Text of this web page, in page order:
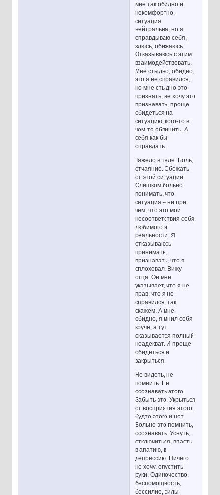
мне так обидно и
некомфортно,
ситуация
нейтральна, но я
оправдываю себя,
злюсь, обижаюсь.
Отказываюсь с этим
взаимодействовать.
Мне стыдно, обидно,
это я не справился,
но мне стыдно это
признать, не хочу это
признавать, проще
обидеться на
ситуацию, кого-то в
чем-то обвинить. А
себя как бы
оправдать.
Тяжело в теле. Боль,
отчаяние. Сбежать
от этой ситуации.
Слишком больно
понимать, что
ситуация – ни при
чем, что это мои
несоответствия себя
любимого и
реальности. Я
отказываюсь
принимать,
признавать, что я
сплоховал. Вижу
отца. Он мне
указывает, что я не
прав, что я не
справился, так
скажем. А мне
обидно, я мнил себя
круче, а тут
оказывается полный
неадекват. И проще
обидеться и
закрыться.
Не видеть, не
помнить. Не
осознавать этого.
Забыть это. Укрыться
от восприятия этого,
будто этого и нет.
Больно это помнить,
осознавать. Уснуть,
отключиться, впасть
в апатию, в
депрессию. Ничего
не хочу, опустить
руки. Одиночество,
беспомощность,
бессилие, силы